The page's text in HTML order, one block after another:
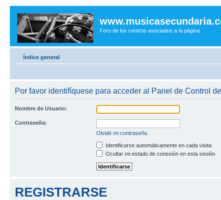
Foro de los centros asociados a la página.
Índice general
Por favor identifíquese para acceder al Panel de Control
Nombre de Usuario:
Contraseña:
Olvidé mi contraseña
Identificarse automáticamente en cada visita
Ocultar mi estado de conexión en esta sesión
REGISTRARSE